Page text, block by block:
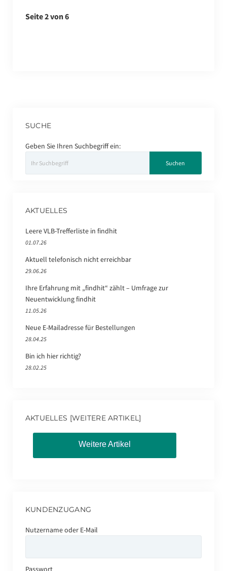
Seite 2 von 6
SUCHE
Geben Sie Ihren Suchbegriff ein:
AKTUELLES
Leere VLB-Trefferliste in findhit
01.07.26
Aktuell telefonisch nicht erreichbar
29.06.26
Ihre Erfahrung mit „findhit“ zählt – Umfrage zur
Neuentwicklung findhit
11.05.26
Neue E-Mailadresse für Bestellungen
28.04.25
Bin ich hier richtig?
28.02.25
AKTUELLES [WEITERE ARTIKEL]
Weitere Artikel
KUNDENZUGANG
Nutzername oder E-Mail
Passwort